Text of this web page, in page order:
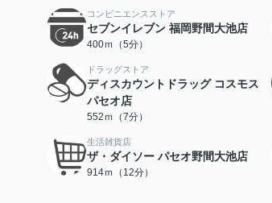
コンビニエンスストア
セブンイレブン 福岡野間大池店
400ｍ（5分）
ドラッグストア
ディスカウントドラッグ コスモス
パセオ店
552ｍ（7分）
生活雑貨店
ザ・ダイソー パセオ野間大池店
914ｍ（12分）